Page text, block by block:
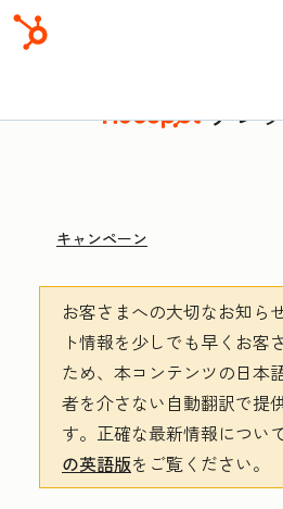
ナレ
キャンペーン
お客さまへの大切なお知ら
ト情報を少しでも早くお客
ため、本コンテンツの日本
者を介さない自動翻訳で提
す。 正確な最新情報につい
の英語版をご覧ください。